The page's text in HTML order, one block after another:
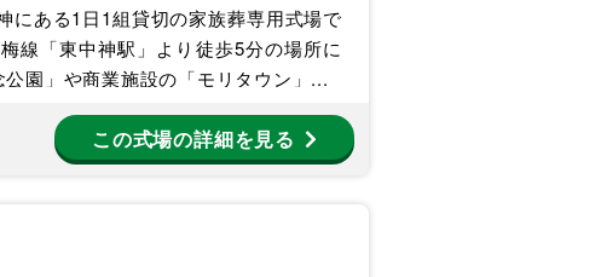
にある1日1組貸切の家族葬専用式場で
線「東中神駅」より徒歩5分の場所に
園」や商業施設の「モリタウン」...
この式場の詳細を見る